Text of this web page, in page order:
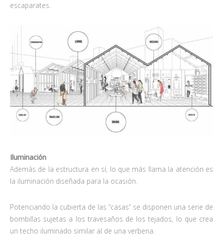
escaparates.
Iluminación
Además de la estructura en sí, lo que más llama la atención es
la iluminación diseñada para la ocasión.
Potenciando la cubierta de las “casas” se disponen una serie de
bombillas sujetas a los travesaños de los tejados, lo que crea
un techo iluminado similar al de una verbena.